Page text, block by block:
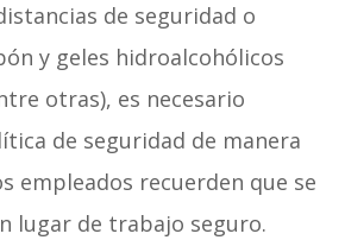
de seguridad o
y geles hidroalcohólicos
otras), es necesario
de seguridad de manera
empleados recuerden que se
lugar de trabajo seguro.